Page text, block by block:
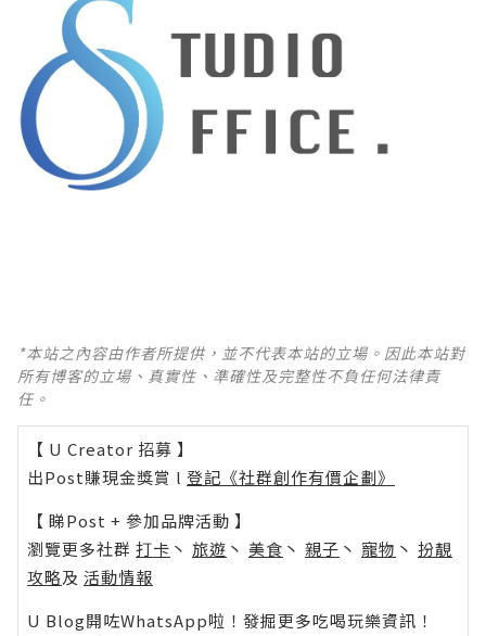
*本站之內容由作者所提供，並不代表本站的立場。因此本站對
所有博客的立場、真實性、準確性及完整性不負任何法律責
任。
【 U Creator 招募 】
出Post賺現金獎賞 l 登記《社群創作有價企劃》
【 睇Post + 參加品牌活動 】
瀏覽更多社群 打卡 丶 旅遊 丶 美食 丶 親子 丶 寵物 丶 扮靚
攻略及 活動情報
U Blog開咗WhatsApp啦！發掘更多吃喝玩樂資訊！